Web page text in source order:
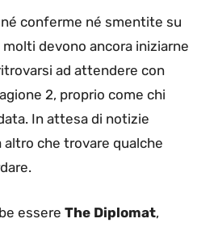
conferme né smentite su
devono ancora iniziarne
ad attendere con
2, proprio come chi
In attesa di notizie
altro che trovare qualche
essere The Diplomat,